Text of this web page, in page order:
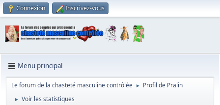
Connexion Inscrivez-vous
Menu principal
Le forum de la chasteté masculine contrôlée ► Profil de Pralin
► Voir les statistiques